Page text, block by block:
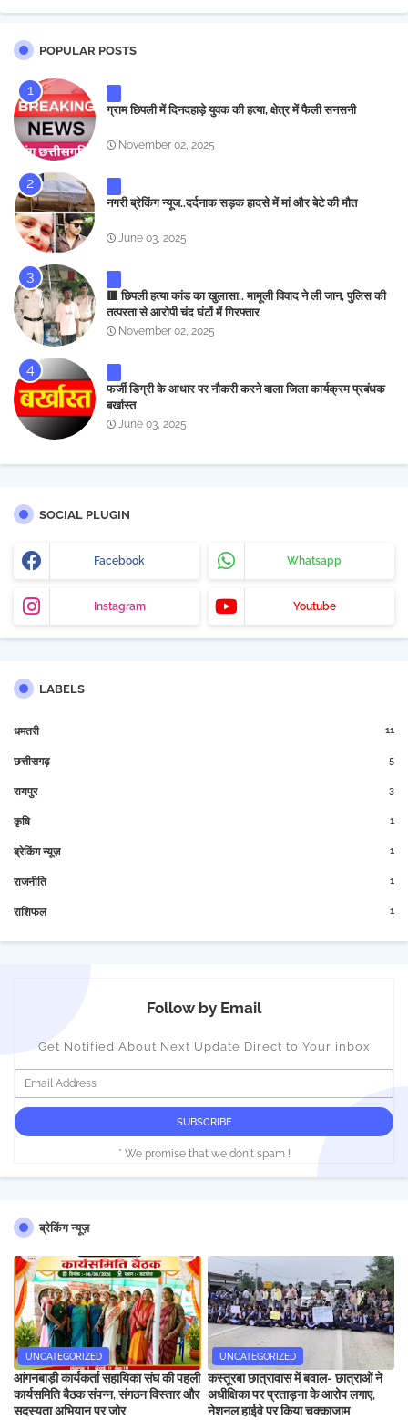
POPULAR POSTS
ग्राम छिपली में दिनदहाड़े युवक की हत्या, क्षेत्र में फैली सनसनी
November 02, 2025
नगरी ब्रेकिंग न्यूज..दर्दनाक सड़क हादसे में मां और बेटे की मौत
June 03, 2025
🟥 छिपली हत्या कांड का खुलासा.. मामूली विवाद ने ली जान, पुलिस की
तत्परता से आरोपी चंद घंटों में गिरफ्तार
November 02, 2025
फर्जी डिग्री के आधार पर नौकरी करने वाला जिला कार्यक्रम प्रबंधक
बर्खास्त
June 03, 2025
SOCIAL PLUGIN
Facebook Whatsapp
Instagram Youtube
LABELS
धमतरी 11
छत्तीसगढ़ 5
रायपुर 3
कृषि 1
ब्रेकिंग न्यूज़ 1
राजनीति 1
राशिफल 1
Follow by Email
Get Notified About Next Update Direct to Your inbox
* We promise that we don't spam !
ब्रेकिंग न्यूज़
UNCATEGORIZED
आंगनबाड़ी कार्यकर्ता सहायिका संघ की पहली
कार्यसमिति बैठक संपन्न, संगठन विस्तार और
सदस्यता अभियान पर जोर
UNCATEGORIZED
कस्तूरबा छात्रावास में बवाल- छात्राओं ने
अधीक्षिका पर प्रताड़ना के आरोप लगाए,
नेशनल हाईवे पर किया चक्काजाम